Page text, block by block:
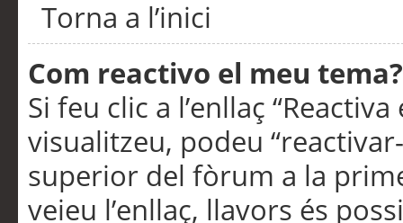
Torna a l’inici
Com reactivo el meu tema?
Si feu clic a l’enllaç
visualitzeu, podeu
superior del fòrum a la
veieu l’enllaç, llavors és